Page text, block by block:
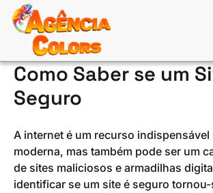
para
conteúdo
Verificada por
Como Saber se um
Seguro
A internet é um recurso indispensável
moderna, mas também pode ser um
de sites maliciosos e armadilhas
identificar se um site é seguro tornou-